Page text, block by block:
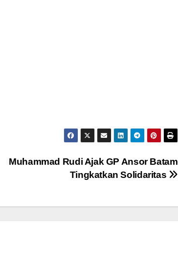
Muhammad Rudi Ajak GP Ansor Batam
Tingkatkan Solidaritas